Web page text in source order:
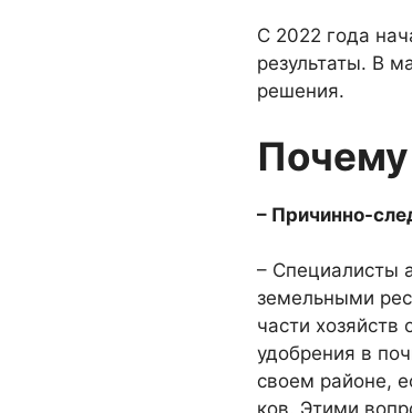
С 2022 года
результаты. В
решения.
Почему
– Причинно-
– Специалисты
земельными
части
удобрения в
своем районе,
ков. Этими